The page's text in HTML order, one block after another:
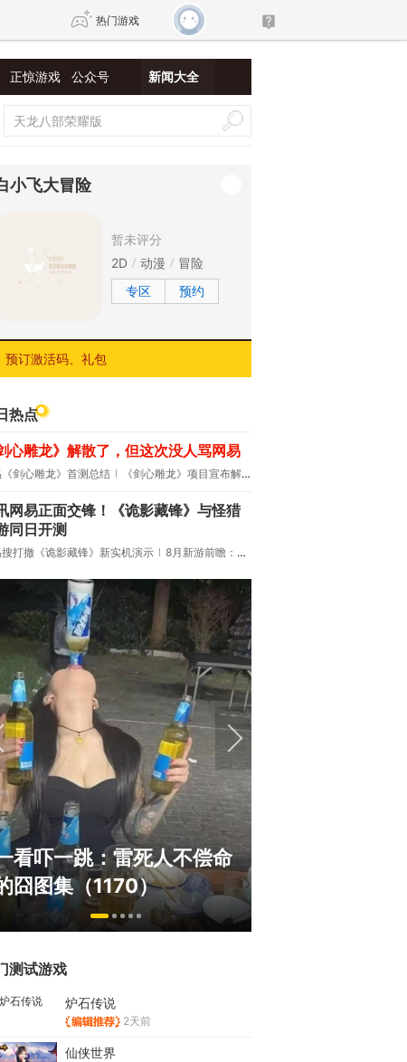
热门游戏
正惊游戏 公众号 新闻大全
小飞大冒险
暂未评分
2D
动漫
冒险
专区
预约
预订激活码、礼包
热点
心雕龙》解散了，但这次没人骂网易
《剑心雕龙》首测总结 《剑心雕龙》项目宣布解散
网易正面交锋！《诡影藏锋》与怪猎
同日开测
搜打撤《诡影藏锋》新实机演示 8月新游前瞻：《诡秘之主》领衔
内横版网游鼻祖，巅峰在
150万人，三个月赚了
1.19亿！
测试游戏
炉石传说
2天前
仙侠世界